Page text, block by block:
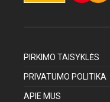
PIRKIMO TAISYKLĖS
PRIVATUMO POLITIKA
APIE MUS